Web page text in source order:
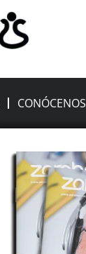
CONÓCENOS